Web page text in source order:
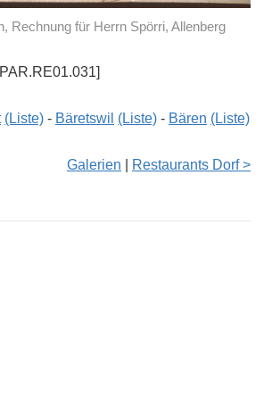
Rechnung für Herrn Spörri, Allenberg
(Liste) - Bäretswil (Liste) - Bären (Liste)
Galerien Restaurants Dorf >